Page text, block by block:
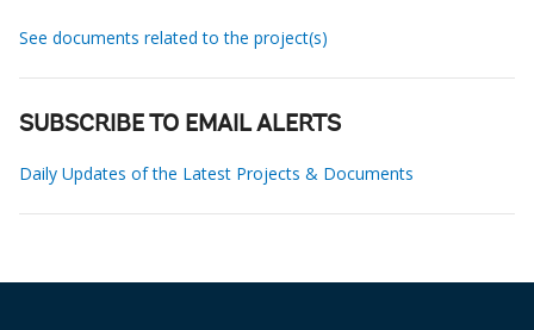
See documents related to the project(s)
SUBSCRIBE TO EMAIL ALERTS
Daily Updates of the Latest Projects & Documents